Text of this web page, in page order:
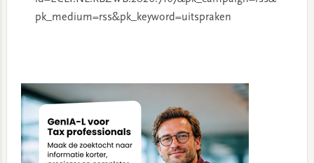
pk_medium=rss&pk_keyword=uitspraken
Sidebar